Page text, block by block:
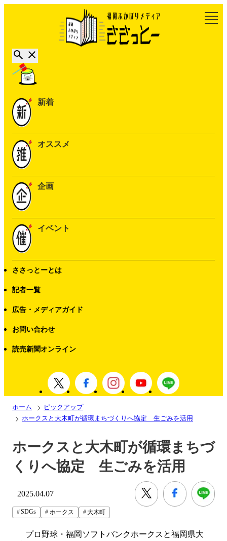
新着
オススメ
企画
イベント
ささっとーとは
記者一覧
広告・メディアガイド
お問い合わせ
読売新聞オンライン
ホーム
ピックアップ
ホークスと大木町が循環まちづくりへ協定 生ごみを活用
ホークスと大木町が循環まちづ
くりへ協定 生ごみを活用
2025.04.07
SDGs ホークス 大木町
プロ野球・福岡ソフトバンクホークスと福岡県大